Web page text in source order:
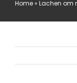
Home» Lachen om